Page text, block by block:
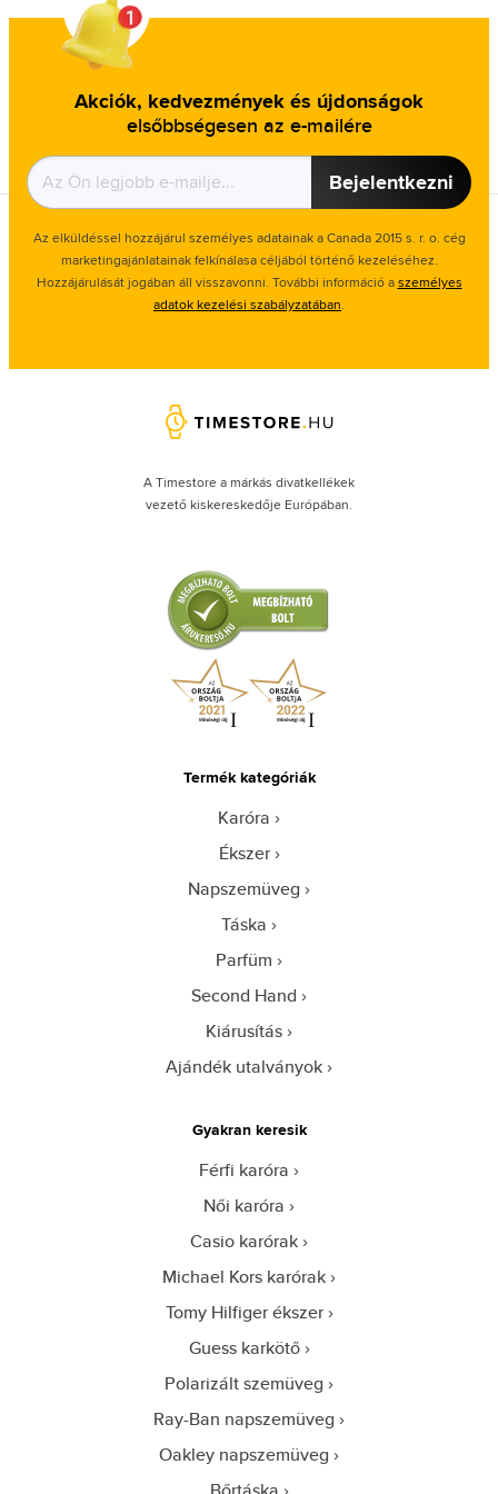
Akciók, kedvezmények és újdonságok
elsőbbségesen az e-mailére
Bejelentkezni
Az elküldéssel hozzájárul személyes adatainak a Canada 2015 s. r. o. cég
marketingajánlatainak felkínálasa céljából történő kezeléséhez.
Hozzájárulását jogában áll visszavonni. További információ aszemélyes
adatok kezelési szabályzatában.
A Timestore a márkás divatkellékek
vezető kiskereskedője Európában.
Termék kategóriák
Karóra
Ékszer
Napszemüveg
Táska
Parfüm
Second Hand
Kiárusítás
Ajándék utalványok
Gyakran keresik
Férfi karóra
Női karóra
Casio karórak
Michael Kors karórak
Tomy Hilfiger ékszer
Guess karkötő
Polarizált szemüveg
Ray-Ban napszemüveg
Oakley napszemüveg